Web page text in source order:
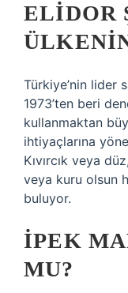
ELIDOR
Türkiye’nin lider
1973’ten beri
kullanmaktan
ihtiyaçlarına
Kıvırcık veya
veya kuru olsun
buluyor.
İPEK
MU?